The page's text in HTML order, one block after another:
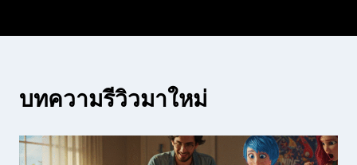
บทความรีวิวมาใหม่